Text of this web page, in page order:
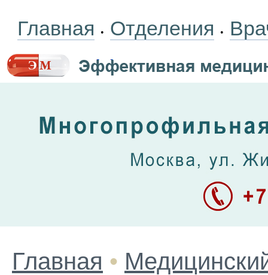
Главная • Отделения •
Главная •